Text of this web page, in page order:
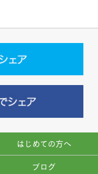
はじめての方へ
ブログ